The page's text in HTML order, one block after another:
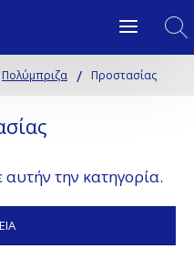
Πολύμπριζα Προστασίας
την κατηγορία.